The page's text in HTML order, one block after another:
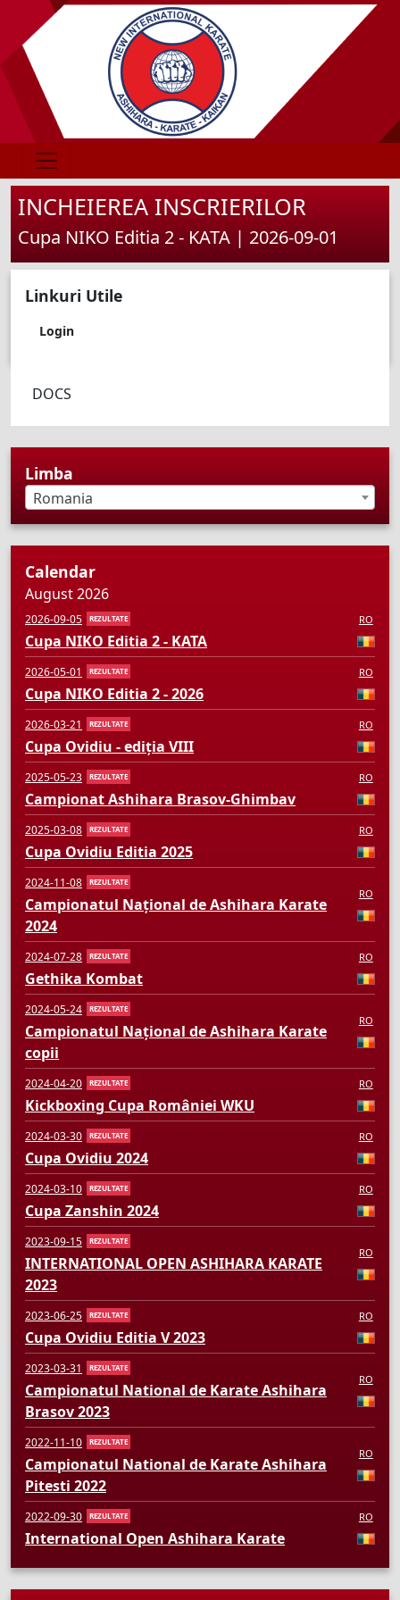
INCHEIEREA INSCRIERILOR
Cupa NIKO Editia 2 - KATA | 2026-09-01
Linkuri Utile
Login
DOCS
Limba
Romania
Calendar
August 2026
2026-09-05 REZULTATE
Cupa NIKO Editia 2 - KATA
RO
2026-05-01 REZULTATE
Cupa NIKO Editia 2 - 2026
RO
2026-03-21 REZULTATE
Cupa Ovidiu - ediția VIII
RO
2025-05-23 REZULTATE
Campionat Ashihara Brasov-Ghimbav
RO
2025-03-08 REZULTATE
Cupa Ovidiu Editia 2025
RO
2024-11-08 REZULTATE
Campionatul Național de Ashihara Karate
2024
RO
2024-07-28 REZULTATE
Gethika Kombat
RO
2024-05-24 REZULTATE
Campionatul Național de Ashihara Karate
copii
RO
2024-04-20 REZULTATE
Kickboxing Cupa României WKU
RO
2024-03-30 REZULTATE
Cupa Ovidiu 2024
RO
2024-03-10 REZULTATE
Cupa Zanshin 2024
RO
2023-09-15 REZULTATE
INTERNATIONAL OPEN ASHIHARA KARATE
2023
RO
2023-06-25 REZULTATE
Cupa Ovidiu Editia V 2023
RO
2023-03-31 REZULTATE
Campionatul National de Karate Ashihara
Brasov 2023
RO
2022-11-10 REZULTATE
Campionatul National de Karate Ashihara
Pitesti 2022
RO
2022-09-30 REZULTATE
International Open Ashihara Karate
RO